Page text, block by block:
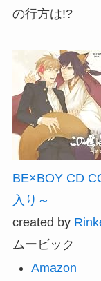
の行方は!?
BE×BOY CD
入り～
created by
ムービック
Amazon